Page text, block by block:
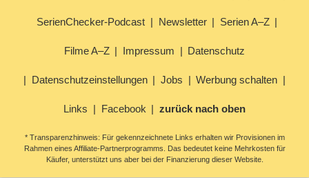
SerienChecker-Podcast Newsletter Serien A–Z
Filme A–Z Impressum Datenschutz
Datenschutzeinstellungen Jobs Werbung schalten
Links Facebook zurück nach oben
* Transparenzhinweis: Für gekennzeichnete Links erhalten wir Provisionen im
Rahmen eines Affiliate-Partnerprogramms. Das bedeutet keine Mehrkosten für
Käufer, unterstützt uns aber bei der Finanzierung dieser Website.